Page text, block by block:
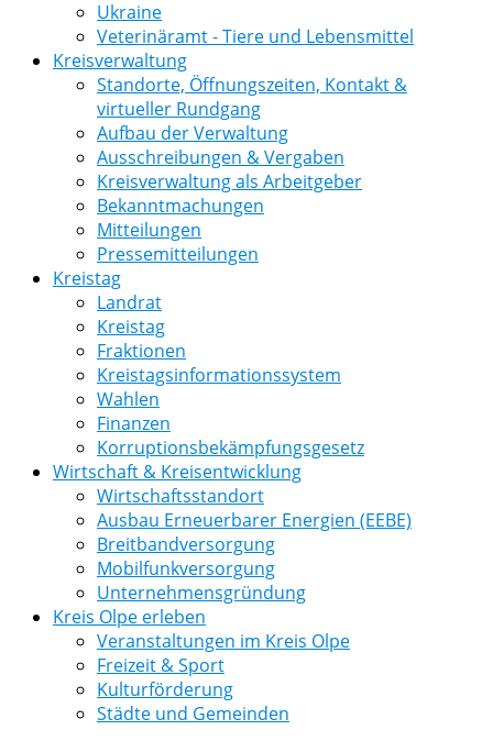
Ukraine
Veterinäramt - Tiere und Lebensmittel
Kreisverwaltung
Standorte, Öffnungszeiten, Kontakt &
virtueller Rundgang
Aufbau der Verwaltung
Ausschreibungen & Vergaben
Kreisverwaltung als Arbeitgeber
Bekanntmachungen
Mitteilungen
Pressemitteilungen
Kreistag
Landrat
Kreistag
Fraktionen
Kreistagsinformationssystem
Wahlen
Finanzen
Korruptionsbekämpfungsgesetz
Wirtschaft & Kreisentwicklung
Wirtschaftsstandort
Ausbau Erneuerbarer Energien (EEBE)
Breitbandversorgung
Mobilfunkversorgung
Unternehmensgründung
Kreis Olpe erleben
Veranstaltungen im Kreis Olpe
Freizeit & Sport
Kulturförderung
Städte und Gemeinden